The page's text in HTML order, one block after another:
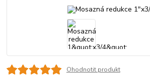
Ohodnotit produkt